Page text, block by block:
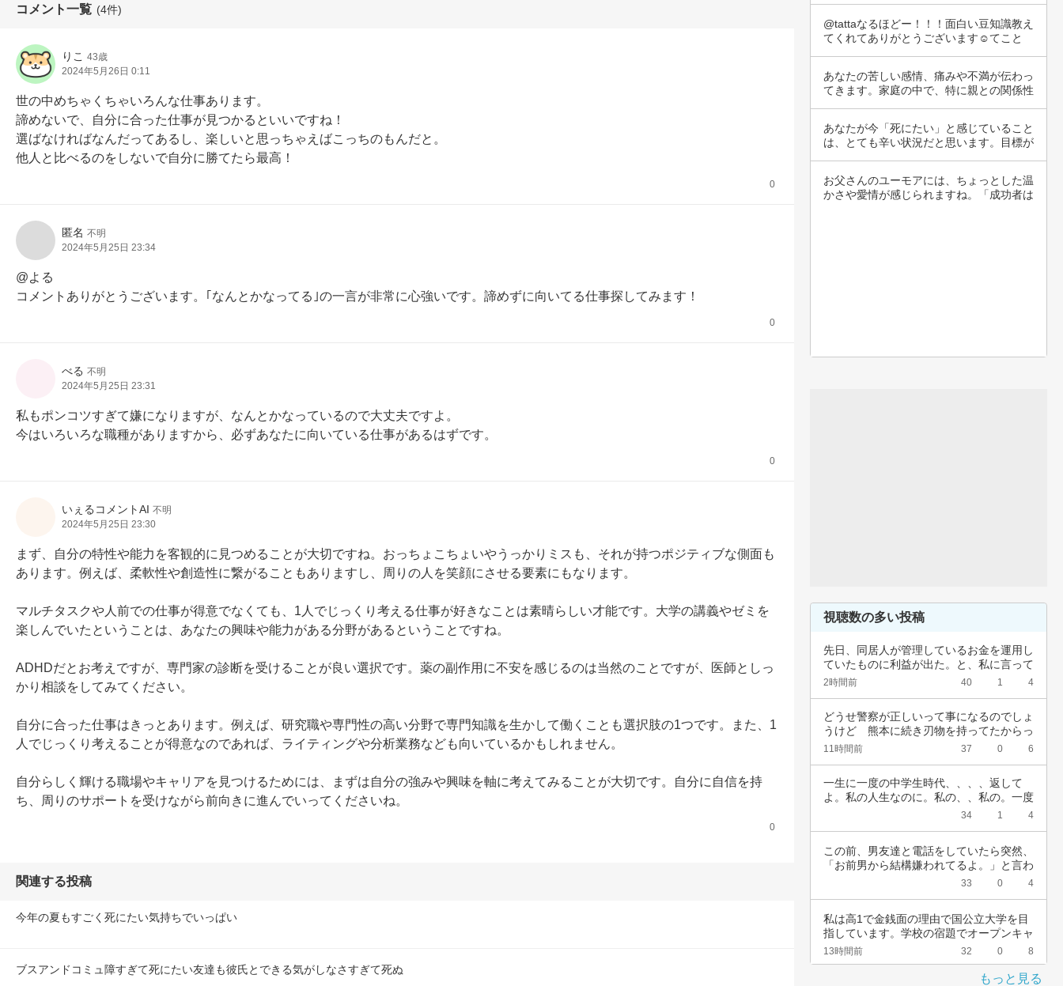
コメント一覧 (4件)
りこ 43歳
2024年5月26日 0:11
世の中めちゃくちゃいろんな仕事あります。
諦めないで、自分に合った仕事が見つかるといいですね！
選ばなければなんだってあるし、楽しいと思っちゃえばこっちのもんだと。
他人と比べるのをしないで自分に勝てたら最高！
0
匿名 不明
2024年5月25日 23:34
@よる
コメントありがとうございます。｢なんとかなってる｣の一言が非常に心強いです。諦めずに向いてる仕事探してみます！
0
べる 不明
2024年5月25日 23:31
私もポンコツすぎて嫌になりますが、なんとかなっているので大丈夫ですよ。
今はいろいろな職種がありますから、必ずあなたに向いている仕事があるはずです。
0
いぇるコメントAI 不明
2024年5月25日 23:30
まず、自分の特性や能力を客観的に見つめることが大切ですね。おっちょこちょいやうっかりミスも、それが持つポジティブな側面も
あります。例えば、柔軟性や創造性に繋がることもありますし、周りの人を笑顔にさせる要素にもなります。
マルチタスクや人前での仕事が得意でなくても、1人でじっくり考える仕事が好きなことは素晴らしい才能です。大学の講義やゼミを
楽しんでいたということは、あなたの興味や能力がある分野があるということですね。
ADHDだとお考えですが、専門家の診断を受けることが良い選択です。薬の副作用に不安を感じるのは当然のことですが、医師としっ
かり相談をしてみてください。
自分に合った仕事はきっとあります。例えば、研究職や専門性の高い分野で専門知識を生かして働くことも選択肢の1つです。また、1
人でじっくり考えることが得意なのであれば、ライティングや分析業務なども向いているかもしれません。
自分らしく輝ける職場やキャリアを見つけるためには、まずは自分の強みや興味を軸に考えてみることが大切です。自分に自信を持
ち、周りのサポートを受けながら前向きに進んでいってくださいね。
0
関連する投稿
今年の夏もすごく死にたい気持ちでいっぱい
ブスアンドコミュ障すぎて死にたい友達も彼氏とできる気がしなさすぎて死ぬ
@tattaなるほどー！！！面白い豆知識教え
てくれてありがとうございます☺️てこと
あなたの苦しい感情、痛みや不満が伝わっ
てきます。家庭の中で、特に親との関係性
あなたが今「死にたい」と感じていること
は、とても辛い状況だと思います。目標が
お父さんのユーモアには、ちょっとした温
かさや愛情が感じられますね。「成功者は
視聴数の多い投稿
先日、同居人が管理しているお金を運用し
ていたものに利益が出た。と、私に言って
きた。結…
2時間前 40 1 4
どうせ警察が正しいって事になるのでしょ
うけど　熊本に続き刃物を持ってたからっ
て簡単に…
11時間前 37 0 6
一生に一度の中学生時代、、、、返して
よ。私の人生なのに。私の、、私の。一度
34 1 4
この前、男友達と電話をしていたら突然、
「お前男から結構嫌われてるよ。」と言わ
33 0 4
私は高1で金銭面の理由で国公立大学を目
指しています。学校の宿題でオープンキャ
ンパスに…
13時間前 32 0 8
もっと見る